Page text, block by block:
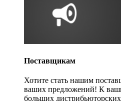
Поставщикам
Хотите стать нашим
ваших предложений! К
больших